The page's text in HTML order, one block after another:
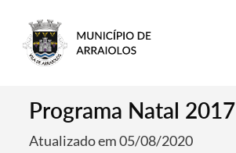
Programa Natal 2017
Atualizado em 05/08/2020